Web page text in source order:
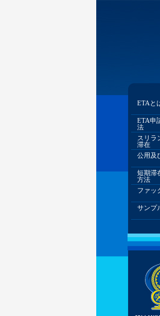
ETAと
ETA申
法
スリラ
滞在
公用及
短期滞
方法
ファッ
サンプ